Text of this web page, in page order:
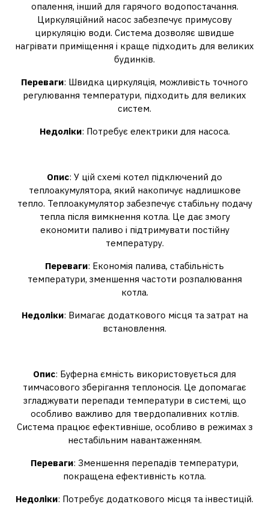
опалення, інший для гарячого водопостачання.
Циркуляційний насос забезпечує примусову
циркуляцію води. Система дозволяє швидше
нагрівати приміщення і краще підходить для великих
будинків.
Переваги: Швидка циркуляція, можливість точного
регулювання температури, підходить для великих
систем.
Недоліки: Потребує електрики для насоса.
Опис: У цій схемі котел підключений до
теплоакумулятора, який накопичує надлишкове
тепло. Теплоакумулятор забезпечує стабільну подачу
тепла після вимкнення котла. Це дає змогу
економити паливо і підтримувати постійну
температуру.
Переваги: Економія палива, стабільність
температури, зменшення частоти розпалювання
котла.
Недоліки: Вимагає додаткового місця та затрат на
встановлення.
Опис: Буферна ємність використовується для
тимчасового зберігання теплоносія. Це допомагає
згладжувати перепади температури в системі, що
особливо важливо для твердопаливних котлів.
Система працює ефективніше, особливо в режимах з
нестабільним навантаженням.
Переваги: Зменшення перепадів температури,
покращена ефективність котла.
Недоліки: Потребує додаткового місця та інвестицій.